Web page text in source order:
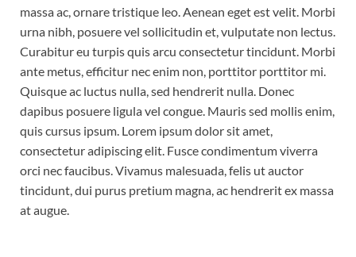
massa ac, ornare tristique leo. Aenean eget est velit. Morbi
urna nibh, posuere vel sollicitudin et, vulputate non lectus.
Curabitur eu turpis quis arcu consectetur tincidunt. Morbi
ante metus, efficitur nec enim non, porttitor porttitor mi.
Quisque ac luctus nulla, sed hendrerit nulla. Donec
dapibus posuere ligula vel congue. Mauris sed mollis enim,
quis cursus ipsum. Lorem ipsum dolor sit amet,
consectetur adipiscing elit. Fusce condimentum viverra
orci nec faucibus. Vivamus malesuada, felis ut auctor
tincidunt, dui purus pretium magna, ac hendrerit ex massa
at augue.